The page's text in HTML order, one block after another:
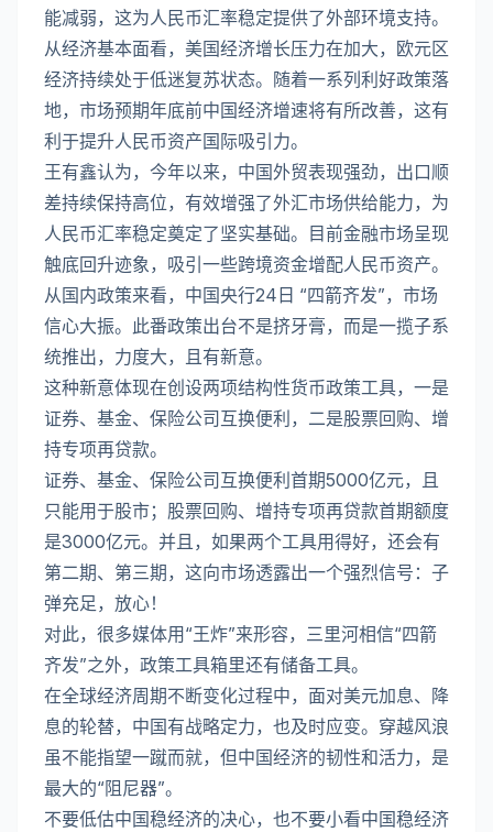
能减弱，这为人民币汇率稳定提供了外部环境支持。
从经济基本面看，美国经济增长压力在加大，欧元区
经济持续处于低迷复苏状态。随着一系列利好政策落
地，市场预期年底前中国经济增速将有所改善，这有
利于提升人民币资产国际吸引力。
王有鑫认为，今年以来，中国外贸表现强劲，出口顺
差持续保持高位，有效增强了外汇市场供给能力，为
人民币汇率稳定奠定了坚实基础。目前金融市场呈现
触底回升迹象，吸引一些跨境资金增配人民币资产。
从国内政策来看，中国央行24日 “四箭齐发”，市场
信心大振。此番政策出台不是挤牙膏，而是一揽子系
统推出，力度大，且有新意。
这种新意体现在创设两项结构性货币政策工具，一是
证券、基金、保险公司互换便利，二是股票回购、增
持专项再贷款。
证券、基金、保险公司互换便利首期5000亿元，且
只能用于股市；股票回购、增持专项再贷款首期额度
是3000亿元。并且，如果两个工具用得好，还会有
第二期、第三期，这向市场透露出一个强烈信号：子
弹充足，放心！
对此，很多媒体用“王炸”来形容，三里河相信“四箭
齐发”之外，政策工具箱里还有储备工具。
在全球经济周期不断变化过程中，面对美元加息、降
息的轮替，中国有战略定力，也及时应变。穿越风浪
虽不能指望一蹴而就，但中国经济的韧性和活力，是
最大的“阻尼器”。
不要低估中国稳经济的决心，也不要小看中国稳经济